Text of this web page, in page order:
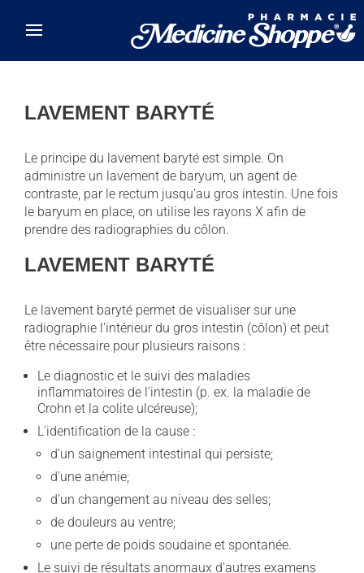
LAVEMENT BARYTÉ
Le principe du lavement baryté est simple. On
administre un lavement de baryum, un agent de
contraste, par le rectum jusqu'au gros intestin. Une fois
le baryum en place, on utilise les rayons X afin de
prendre des radiographies du côlon.
LAVEMENT BARYTÉ
Le lavement baryté permet de visualiser sur une
radiographie l'intérieur du gros intestin (côlon) et peut
être nécessaire pour plusieurs raisons :
Le diagnostic et le suivi des maladies
inflammatoires de l'intestin (p. ex. la maladie de
Crohn et la colite ulcéreuse);
L'identification de la cause :
d'un saignement intestinal qui persiste;
d'une anémie;
d'un changement au niveau des selles;
de douleurs au ventre;
une perte de poids soudaine et spontanée.
Le suivi de résultats anormaux d'autres examens